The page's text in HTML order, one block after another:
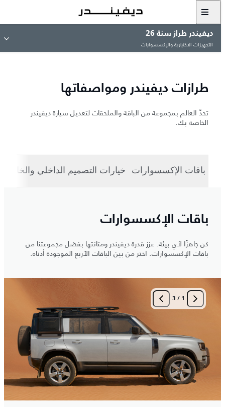
ديفيندر طراز سنة 26
التجهيزات الاختيارية والإكسسوارات
طرازات ديفيندر ومواصفاتها
تحدَّ العالم بمجموعة من الباقة والملحقات لتعديل سيارة ديفيندر
الخاصة بك.
باقات الإكسسوارات خيارات التصميم الداخلي
باقات الإكسسوارات
كن جاهزًا لأي بيئة. عزز قدرة ديفيندر ومتانتها بفضل مجموعتنا من
باقات الإكسسوارات. اختر من بين الباقات الأربع الموجودة أدناه.
1
/
3